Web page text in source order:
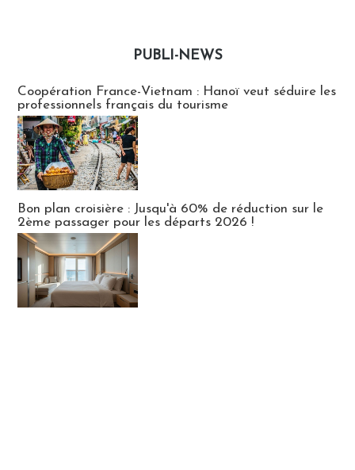
PUBLI-NEWS
Coopération France-Vietnam : Hanoï veut séduire les
professionnels français du tourisme
Bon plan croisière : Jusqu'à 60% de réduction sur le
2ème passager pour les départs 2026 !